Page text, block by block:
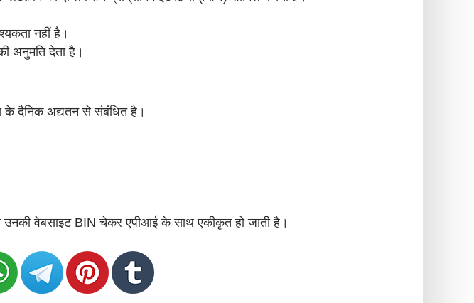
नहीं है।
अनुमति देता है।
दैनिक अद्यतन से संबंधित है।
वेबसाइट BIN चेकर एपीआई के साथ एकीकृत हो जाती है।